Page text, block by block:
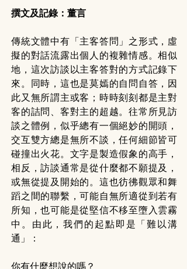
撰文及記錄：董言
傳統文體中有「主客答問」之形式，虛
擬的對話流露出個人的複雜情感。相似
地，這次訪談以主客答對的方式記錄下
來。同時，這也是莫嫣的自問自答，因
此又無所謂主或客；時時刻刻都是主對
客的詰問、客對主的超越。往常所見訪
談之體例，似乎總有一個絕妙的開頭，
交互雙方總是無所不談，任何細節皆可
碰撞出火花。文字是製造假象的高手，
相反，訪談通常是從什麼都不願提及，
或無從提及開始的。這也彷彿觀眾和舞
蹈之間的聯繫，可能自無所適從到若有
所知，也可能是從堅信不移至墮入雲霧
中。由此，我們的起點即是「難以溝
通」：
你有什麼想說的嗎？